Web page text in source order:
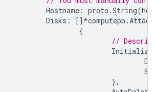
Hostname : proto .String(
Disks : [] *computepb .
{
//
},